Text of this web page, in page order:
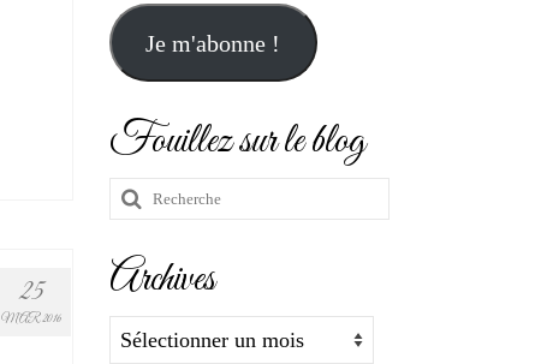
25
MAR 2016
mail
ici
Je m'abonne !
Fouillez sur le blog
Rechercher
Archives
Archives